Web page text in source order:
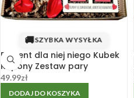
🚚SZYBKA WYSYŁKA
Prezent dla niej niego Kubek
Kupony Zestaw pary
49.99zł
DODAJ DO KOSZYKA